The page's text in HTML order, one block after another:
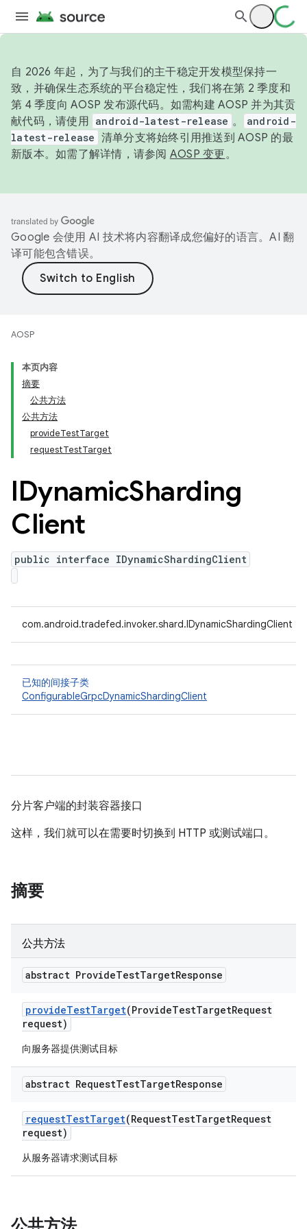
自 2026 年起，为了与我们的主干稳定开发模型保持一
致，并确保生态系统的平台稳定性，我们将在第 2 季度和
第 4 季度向 AOSP 发布源代码。如需构建 AOSP 并为其贡
献代码，请使用 android-latest-release 。
android-
latest-release 清单分支将始终引用推送到 AOSP 的最
新版本。如需了解详情，请参阅 AOSP 变更。
Google 会使用 AI 技术将内容翻译成您偏好的语言。AI 翻
译可能包含错误。
AOSP
本页内容
摘要
公共方法
公共方法
provideTestTarget
requestTestTarget
IDynamicSharding
Client
public interface IDynamicShardingClient
com.android.tradefed.invoker.shard.IDynamicShardingClient
已知的间接子类
ConfigurableGrpcDynamicShardingClient
分片客户端的封装容器接口
这样，我们就可以在需要时切换到 HTTP 或测试端口。
摘要
公共方法
abstract ProvideTestTargetResponse
provideTestTarget(ProvideTestTargetRequest
request)
向服务器提供测试目标
abstract RequestTestTargetResponse
requestTestTarget(RequestTestTargetRequest
request)
从服务器请求测试目标